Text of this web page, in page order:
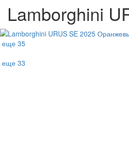
Lamborghini
еще 35
еще 33